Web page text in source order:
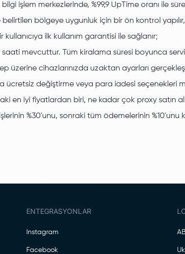
işlem merkezlerinde, %99,9 UpTime oranı ile
bölgeye uygunluk için bir ön kontrol
ilk kullanım garantisi ile sağlanır;
saati mevcuttur. Tüm kiralama süresi boyunca
üzerine cihazlarınızda uzaktan ayarları
ücretsiz değiştirme veya para iadesi seçenekleri
en iyi fiyatlardan biri, ne kadar çok proxy satın
%30'unu, sonraki tüm ödemelerinin %10'unu
ENTEGRASYONLAR
Instagram
Facebook